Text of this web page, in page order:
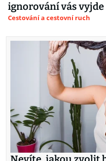
ignorování vás
Cestování a cestovní ruch